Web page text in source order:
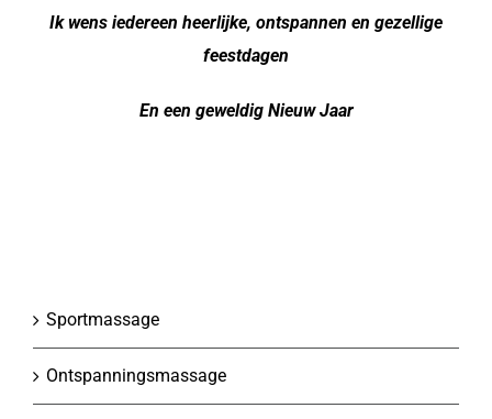
Ik wens iedereen heerlijke, ontspannen en gezellige
feestdagen
En een geweldig Nieuw Jaar
Sportmassage
Ontspanningsmassage